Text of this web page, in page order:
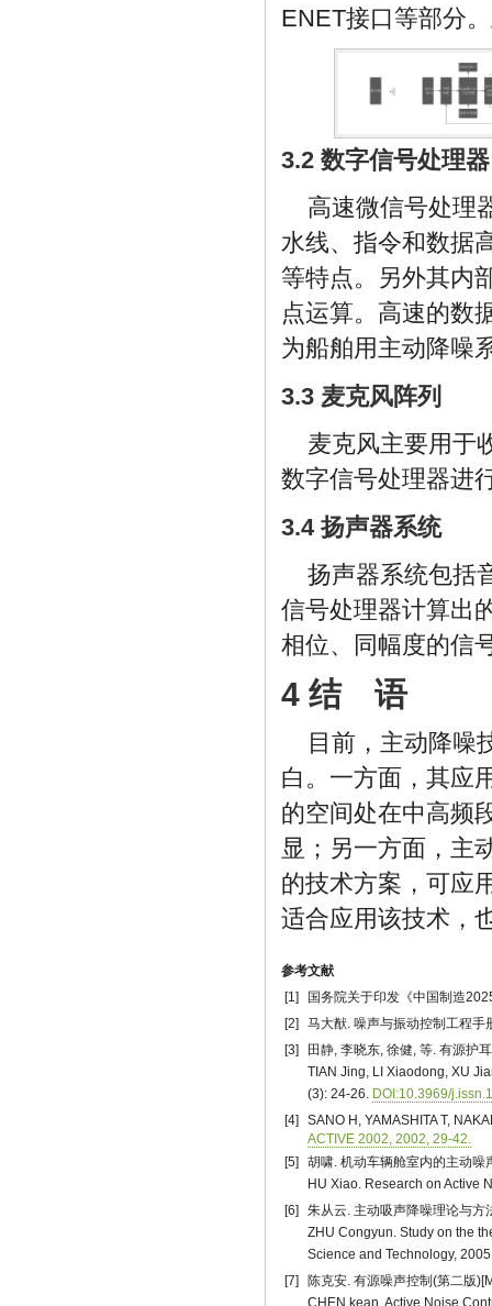
ENET接口等部分
3.2 数字信号处理器
高速微信号处理
水线、指令和数据
等特点。另外其内
点运算。高速的数
为船舶用主动降噪
3.3 麦克风阵列
麦克风主要用于
数字信号处理器进
3.4 扬声器系统
扬声器系统包括
信号处理器计算出
相位、同幅度的信
4 结 语
目前，主动降噪
白。一方面，其应
的空间处在中高频
显；另一方面，主
的技术方案，可应
适合应用该技术，
参考文献
[1]
国务院关于印发《中国制造
[2]
马大猷. 噪声与振动控制工程手
[3]
田静, 李晓东, 徐健, 等. 有源护
TIAN Jing, LI Xiaodong, XU
(3): 24-26. DOI:10.3969/
[4]
SANO H, YAMASHITA T,
ACTIVE 2002, 2002, 29-42.
[5]
胡啸. 机动车辆舱室内的主动噪
HU Xiao. Research on Active
[6]
朱从云. 主动吸声降噪理论与方
ZHU Congyun. Study on the
Science and Technology,
[7]
陈克安. 有源噪声控制(第二版
CHEN kean. Active Noise